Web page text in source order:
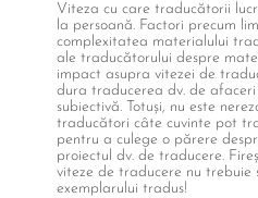
Viteza cu care traducătorii
la persoană. Factori precum
complexitatea materialului
ale traducătorului despre
impact asupra vitezei de
dura traducerea dv. de
subiectivă. Totuși, nu este
traducători câte cuvinte pot
pentru a culege o părere
proiectul dv. de traducere.
viteze de traducere nu
exemplarului tradus!